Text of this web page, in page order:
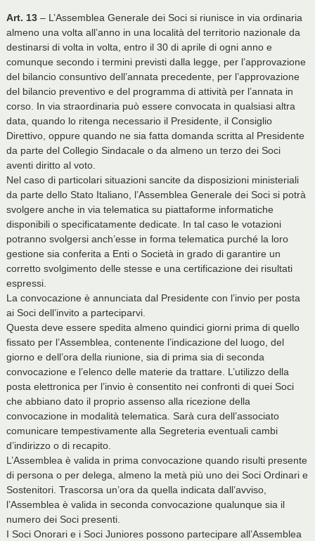
Art. 13– L’Assemblea Generale dei Soci si riunisce in via ordinaria
almeno una volta all’anno in una località del territorio nazionale da
destinarsi di volta in volta, entro il 30 di aprile di ogni anno e
comunque secondo i termini previsti dalla legge, per l’approvazione
del bilancio consuntivo dell’annata precedente, per l’approvazione
del bilancio preventivo e del programma di attività per l’annata in
corso. In via straordinaria può essere convocata in qualsiasi altra
data, quando lo ritenga necessario il Presidente, il Consiglio
Direttivo, oppure quando ne sia fatta domanda scritta al Presidente
da parte del Collegio Sindacale o da almeno un terzo dei Soci
aventi diritto al voto.
Nel caso di particolari situazioni sancite da disposizioni ministeriali
da parte dello Stato Italiano, l’Assemblea Generale dei Soci si potrà
svolgere anche in via telematica su piattaforme informatiche
disponibili o specificatamente dedicate. In tal caso le votazioni
potranno svolgersi anch’esse in forma telematica purché la loro
gestione sia conferita a Enti o Società in grado di garantire un
corretto svolgimento delle stesse e una certificazione dei risultati
espressi.
La convocazione è annunciata dal Presidente con l’invio per posta
ai Soci dell’invito a parteciparvi.
Questa deve essere spedita almeno quindici giorni prima di quello
fissato per l’Assemblea, contenente l’indicazione del luogo, del
giorno e dell’ora della riunione, sia di prima sia di seconda
convocazione e l’elenco delle materie da trattare. L’utilizzo della
posta elettronica per l’invio è consentito nei confronti di quei Soci
che abbiano dato il proprio assenso alla ricezione della
convocazione in modalità telematica. Sarà cura dell’associato
comunicare tempestivamente alla Segreteria eventuali cambi
d’indirizzo o di recapito.
L’Assemblea è valida in prima convocazione quando risulti presente
di persona o per delega, almeno la metà più uno dei Soci Ordinari e
Sostenitori. Trascorsa un’ora da quella indicata dall’avviso,
l’Assemblea è valida in seconda convocazione qualunque sia il
numero dei Soci presenti.
I Soci Onorari e i Soci Juniores possono partecipare all’Assemblea